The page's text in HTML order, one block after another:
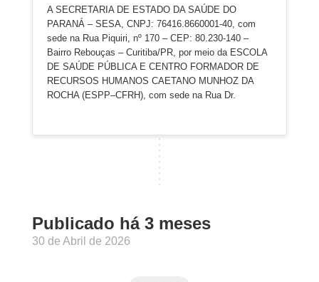
A SECRETARIA DE ESTADO DA SAÚDE DO
PARANÁ – SESA, CNPJ: 76416.8660001-40, com
sede na Rua Piquiri, nº 170 – CEP: 80.230-140 –
Bairro Rebouças – Curitiba/PR, por meio da ESCOLA
DE SAÚDE PÚBLICA E CENTRO FORMADOR DE
RECURSOS HUMANOS CAETANO MUNHOZ DA
ROCHA (ESPP–CFRH), com sede na Rua Dr.
Publicado há 3 meses
30 de Abril de 2026